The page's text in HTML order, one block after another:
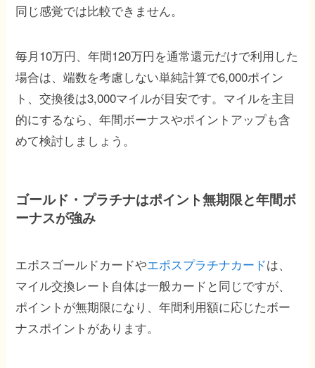
同じ感覚では比較できません。
毎月10万円、年間120万円を通常還元だけで利用した
場合は、端数を考慮しない単純計算で6,000ポイン
ト、交換後は3,000マイルが目安です。マイルを主目
的にするなら、年間ボーナスやポイントアップも含
めて検討しましょう。
ゴールド・プラチナはポイント無期限と年間ボ
ーナスが強み
エポスゴールドカードやエポスプラチナカードは、
マイル交換レート自体は一般カードと同じですが、
ポイントが無期限になり、年間利用額に応じたボー
ナスポイントがあります。